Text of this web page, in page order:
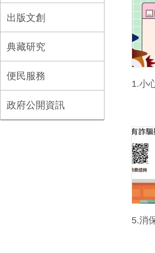
出版文創
典藏研究
便民服務
政府公開資訊
1.小
5.消